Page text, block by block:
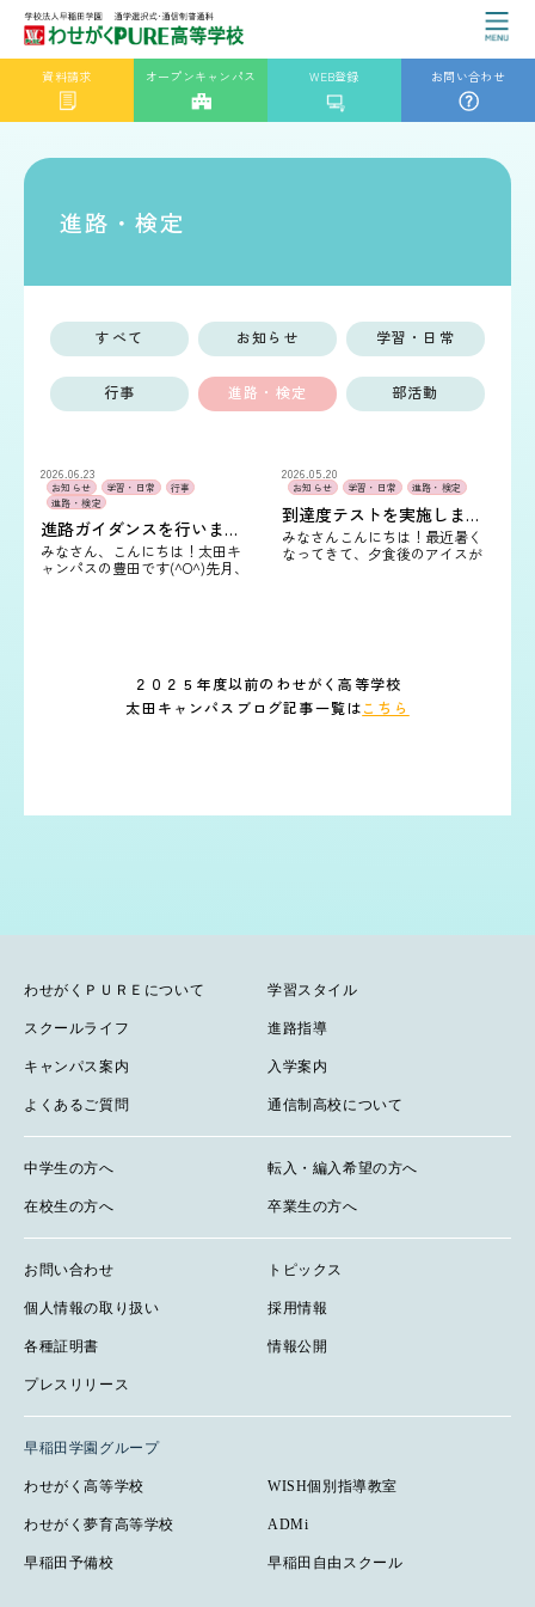
資料請求 オープンキャンパス WEB登録 お問い合わせ
進路・検定
すべて お知らせ 学習・日常
行事 進路・検定 部活動
2026.06.23
お知らせ 学習・日常
行事
進路・検定
進路ガイダンスを行いました📓
みなさん、こんにちは！太田キ
ャンパスの豊田です(^O^)先月、
2026.05.20
お知らせ 学習・日常 進路・検定
到達度テストを実施しました✍
みなさんこんにちは！最近暑く
なってきて、夕食後のアイスが
２０２５年度以前のわせがく高等学校
太田キャンパスブログ記事一覧はこちら
わせがくＰＵＲＥについて 学習スタイル
スクールライフ 進路指導
キャンパス案内 入学案内
よくあるご質問 通信制高校について
中学生の方へ 転入・編入希望の方へ
在校生の方へ 卒業生の方へ
お問い合わせ トピックス
個人情報の取り扱い 採用情報
各種証明書 情報公開
プレスリリース
早稲田学園グループ
わせがく高等学校 WISH個別指導教室
わせがく夢育高等学校 ADMi
早稲田予備校 早稲田自由スクール